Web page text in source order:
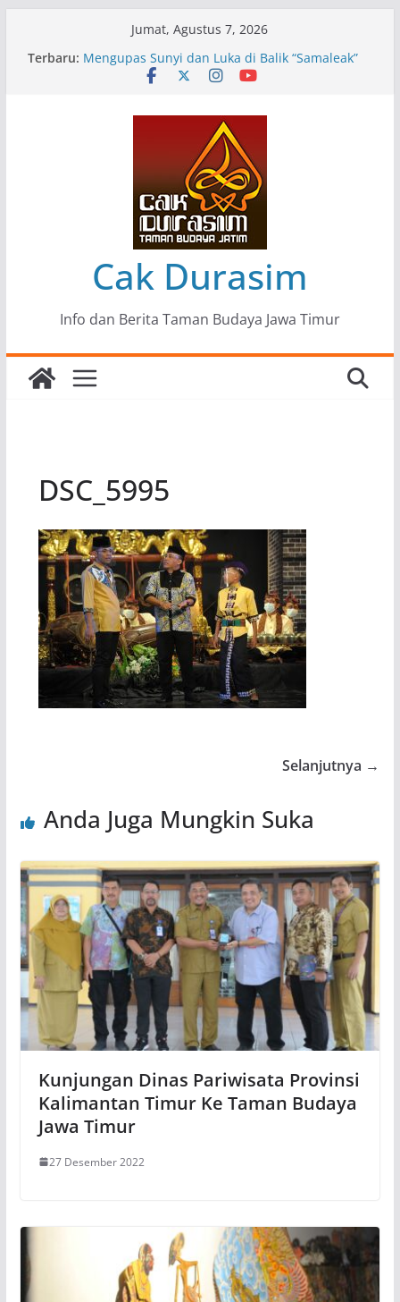
Jumat, Agustus 7, 2026
Terbaru: Pameran Lukisan Komunitas Patria Seni Rupa
Kota Blitar : Ketika “Bergerak” Menjadi Mantra
Mengupas Sunyi dan Luka di Balik “Samaleak”
Menjaga Marwah Seni dan Budaya: Catatan
Kunjungan Kerja Ir. Bambang Haryo Soekartono
(BHS) Anggota DPR RI ke Taman Budaya Jawa
Pameran Tunggal 35 Karya Agus Koecink
“Tumbang Tambang”, Ungkapan Kritis Tentang
Derita Pekerja Pertambangan
Cak Durasim
Info dan Berita Taman Budaya Jawa Timur
DSC_5995
Selanjutnya →
Anda Juga Mungkin Suka
Kunjungan Dinas Pariwisata Provinsi
Kalimantan Timur Ke Taman Budaya
Jawa Timur
27 Desember 2022